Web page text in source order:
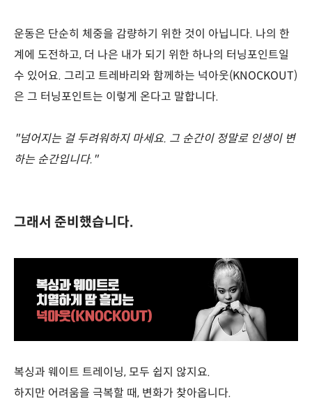
운동은 단순히 체중을 감량하기 위한 것이 아닙니다. 나의 한
계에 도전하고, 더 나은 내가 되기 위한 하나의 터닝포인트일
수 있어요. 그리고 트레바리와 함께하는 넉아웃(KNOCKOUT)
은 그 터닝포인트는 이렇게 온다고 말합니다.
"넘어지는 걸 두려워하지 마세요. 그 순간이 정말로 인생이 변
하는 순간입니다."
그래서 준비했습니다.
복싱과 웨이트 트레이닝, 모두 쉽지 않지요.
하지만 어려움을 극복할 때, 변화가 찾아옵니다.